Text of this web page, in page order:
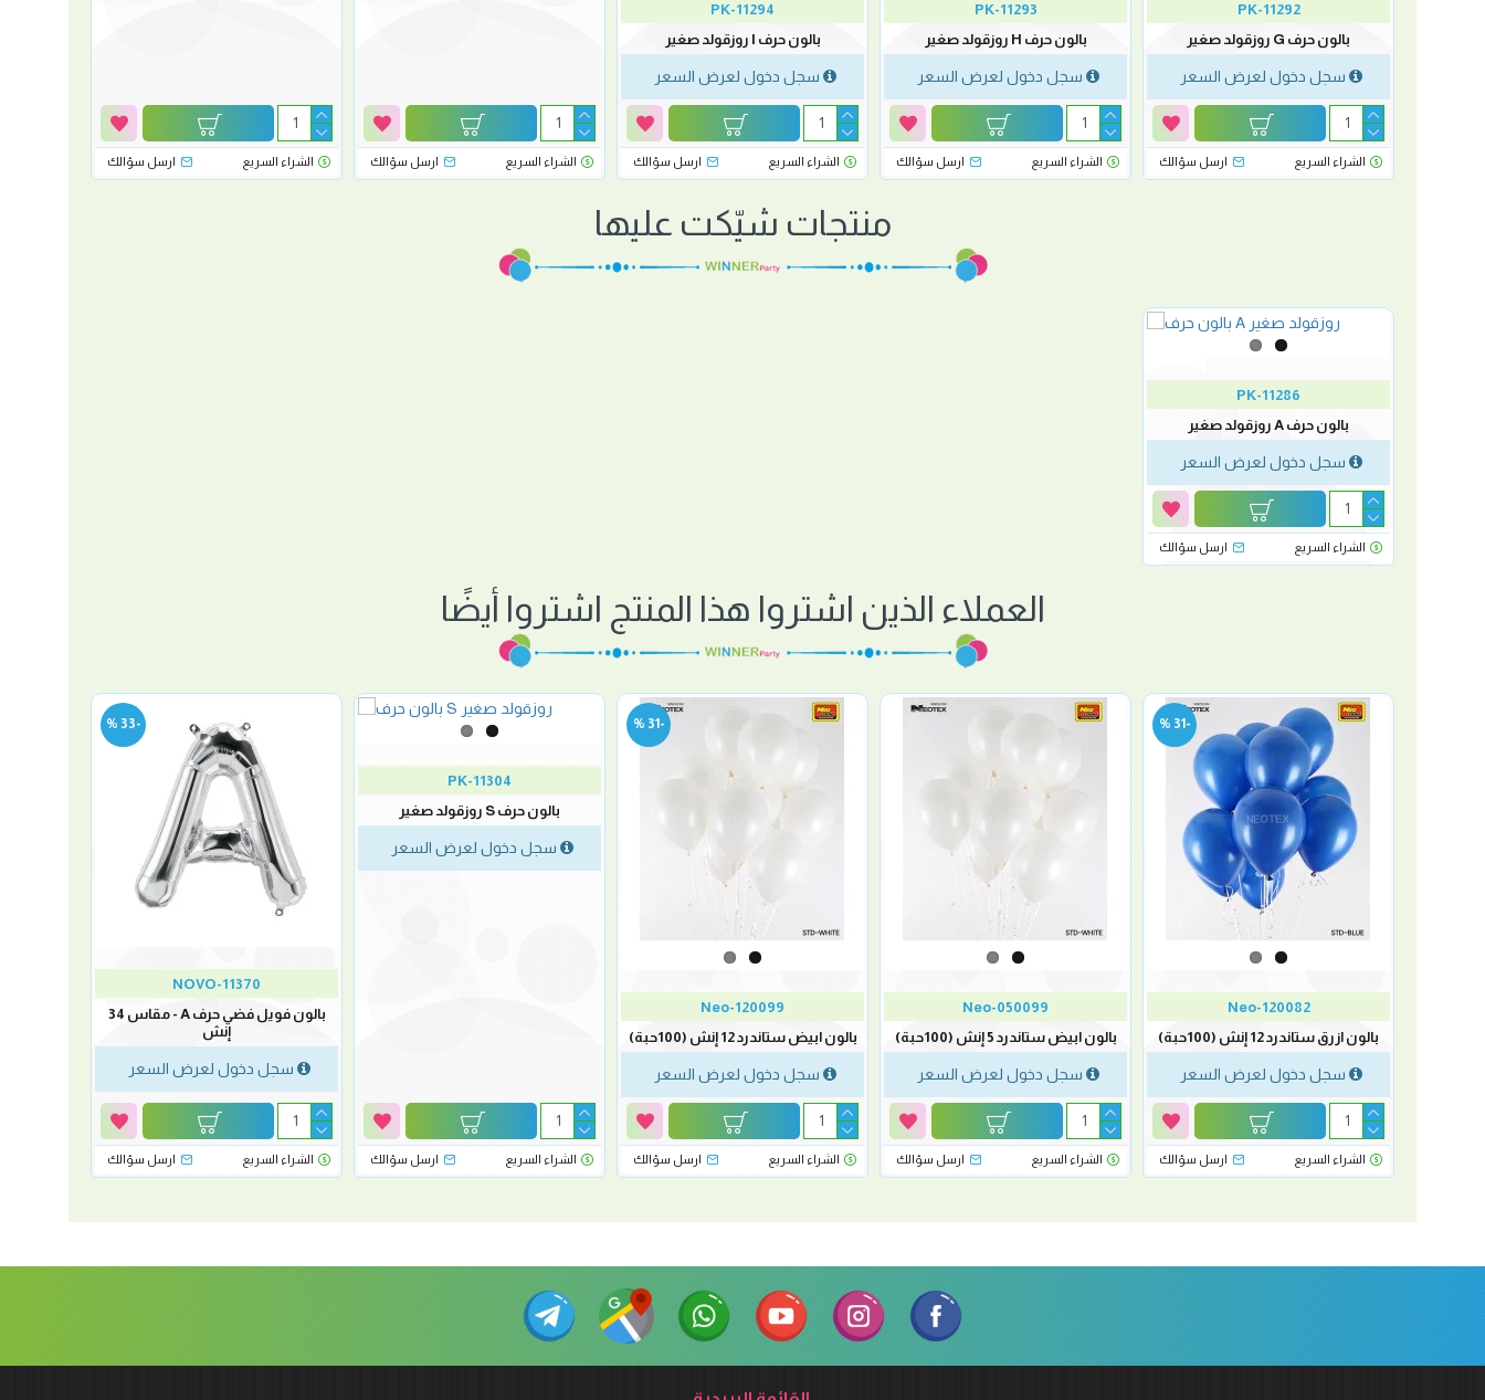
PK-11292
بالون حرف G روزقولد صغير
سجل دخول لعرض السعر
الشراء السريع ارسل سؤالك
PK-11293
بالون حرف H روزقولد صغير
سجل دخول لعرض السعر
الشراء السريع ارسل سؤالك
PK-11294
بالون حرف I روزقولد صغير
سجل دخول لعرض السعر
الشراء السريع ارسل سؤالك الشراء السريع ارسل سؤالك الشراء السريع ارسل سؤالك
منتجات شيّكت عليها
PK-11286
بالون حرف A روزقولد صغير
سجل دخول لعرض السعر
الشراء السريع ارسل سؤالك
العملاء الذين اشتروا هذا المنتج اشتروا أيضًا
-31 %
Neo-120082
بالون ازرق ستاندرد 12 إنش (100حبة)
سجل دخول لعرض السعر
الشراء السريع ارسل سؤالك
Neo-050099
بالون ابيض ستاندرد 5 إنش (100حبة)
سجل دخول لعرض السعر
الشراء السريع ارسل سؤالك
-31 %
Neo-120099
بالون ابيض ستاندرد 12 إنش (100حبة)
سجل دخول لعرض السعر
الشراء السريع ارسل سؤالك
PK-11304
بالون حرف S روزقولد صغير
سجل دخول لعرض السعر
الشراء السريع ارسل سؤالك
-33 %
NOVO-11370
بالون فويل فضي حرف A - مقاس 34
إنش
سجل دخول لعرض السعر
الشراء السريع ارسل سؤالك